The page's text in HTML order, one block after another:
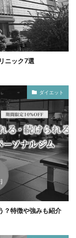
ニック7選
ダイエット
？特徴や強みも紹介